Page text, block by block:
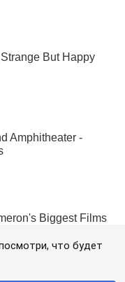
что будет